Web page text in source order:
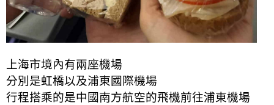
上海市境內有兩座機場
分別是虹橋以及浦東國際機場
行程搭乘的是中國南方航空的飛機前往浦東機場